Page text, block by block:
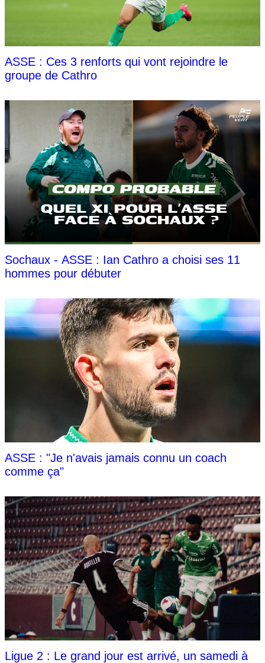
ASSE : Ces 3 renforts qui vont rejoindre le
groupe de Cathro
Sochaux - ASSE : Ian Cathro a choisi ses 11
hommes pour débuter
ASSE : "Je n'avais jamais connu un coach
comme ça"
Ligue 2 : Le grand jour est arrivé, un samedi à